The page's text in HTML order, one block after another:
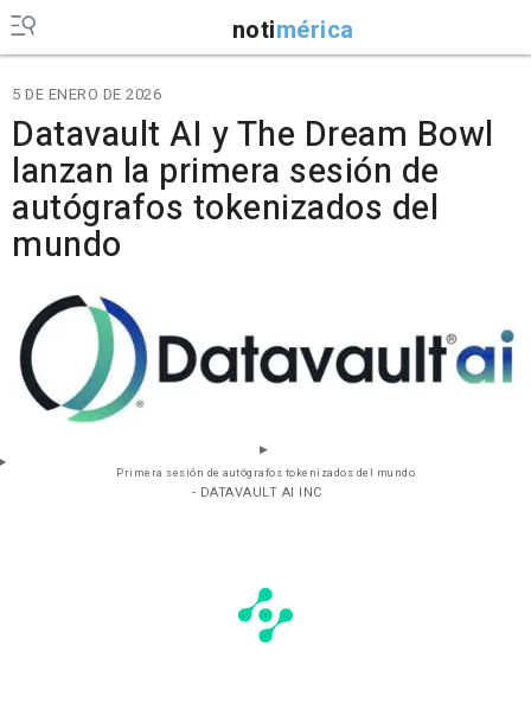
notimérica
5 DE ENERO DE 2026
Datavault AI y The Dream Bowl
lanzan la primera sesión de
autógrafos tokenizados del
mundo
Primera sesión de autógrafos tokenizados del mundo
- DATAVAULT AI INC